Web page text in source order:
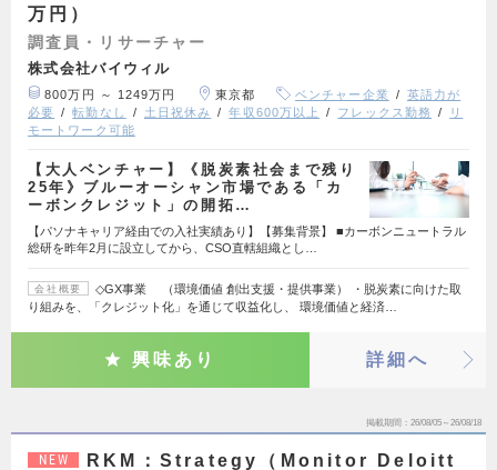
万円）
調査員・リサーチャー
株式会社バイウィル
800万円 ～ 1249万円 東京都 ベンチャー企業
英語力が
必要
転勤なし 土日祝休み 年収600万以上 フレックス勤務
リ
モートワーク可能
【大人ベンチャー】《脱炭素社会まで残り
25年》ブルーオーシャン市場である「カ
ーボンクレジット」の開拓…
【パソナキャリア経由での入社実績あり】【募集背景】 ■カーボンニュートラル
総研を昨年2月に設立してから、CSO直轄組織とし…
会社概要
◇GX事業 （環境価値 創出支援・提供事業） ・脱炭素に向けた取
り組みを、「クレジット化」を通じて収益化し、 環境価値と経済…
興味あり 詳細へ
掲載期間 26/08/05～26/08/18
NEW
RKM：Strategy（Monitor Deloitt